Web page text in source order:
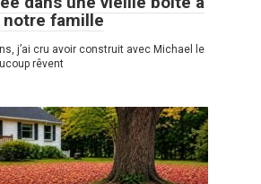
notre famille
j’ai cru avoir construit avec Michael le
rêvent